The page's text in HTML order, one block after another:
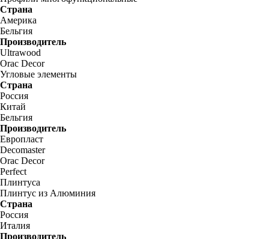
Страна
Америка
Бельгия
Производитель
Ultrawood
Orac Decor
Угловые элементы
Страна
Россия
Китай
Бельгия
Производитель
Европласт
Decomaster
Orac Decor
Perfect
Плинтуса
Плинтус из Алюминия
Страна
Россия
Италия
Производитель